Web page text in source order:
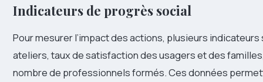
Indicateurs de progrès social
Pour mesurer l’impact des actions, plusieurs
ateliers, taux de satisfaction des usagers et des
nombre de professionnels formés. Ces données